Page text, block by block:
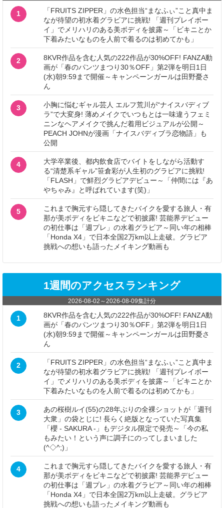
1
「FRUITS ZIPPER」の水色担当“まなふぃ”こと真中ま
なが待望の初水着グラビアに挑戦! 「週刊プレイボー
イ」でメリハリのある美ボディを披露～「ビキニとか
下着みたいなものを人前で着るのは初めてかも」
2
8KVR作品を含む人気の222作品が30%OFF! FANZA動
画が「春のパンツまつり30％OFF」第2弾を明日1日
(水)朝9:59まで開催～キャンペーンガールは田野憂さ
ん
3
小胸に悩むギャル芸人 エルフ荒川が“ナイスバディブ
ラ”で大変身! 薄めメイクでいつもとは一味違うフェミ
ニンなヘアメイクで挑んだ着用ビジュアルが公開～
PEACH JOHNが漫画「ナイスバディブラ恋物語」も
公開
4
大学卒業後、都内飲食店でバイトをしながら活動す
る“清楚系ギャル”笹倉彩が人生初のグラビアに挑戦!
「FLASH」で鮮烈グラビアデビュー～「仲間には『あ
やちゃみ』と呼ばれています(笑)」
5
これまで胸元すら隠してきたバイクを愛する旅人・有
那が美ボディをビキニなどで初披露! 芸能界デビュー
の初仕事は「週プレ」の水着グラビア～同い年の相棒
「Honda X4」で日本全国2万km以上走破。グラビア
挑戦への想いも語ったメイキング動画も
1週間のアクセスランキング
2026-08-02 ～ 2026-08-09集計分
1
8KVR作品を含む人気の222作品が30%OFF! FANZA動
画が「春のパンツまつり30％OFF」第2弾を明日1日
(水)朝9:59まで開催～キャンペーンガールは田野憂さ
ん
2
「FRUITS ZIPPER」の水色担当“まなふぃ”こと真中ま
なが待望の初水着グラビアに挑戦! 「週刊プレイボー
イ」でメリハリのある美ボディを披露～「ビキニとか
下着みたいなものを人前で着るのは初めてかも」
3
あの桜樹ルイ(55)の28年ぶりの全裸ショットが「週刊
大衆」の袋とじに! 長らく絶版となっていた写真集
「櫻 - SAKURA -」もデジタル限定で発売～「今の私
もみたい！という声に調子にのってしまいました
(^◇^;)」
4
これまで胸元すら隠してきたバイクを愛する旅人・有
那が美ボディをビキニなどで初披露! 芸能界デビュー
の初仕事は「週プレ」の水着グラビア～同い年の相棒
「Honda X4」で日本全国2万km以上走破。グラビア
挑戦への想いも語ったメイキング動画も